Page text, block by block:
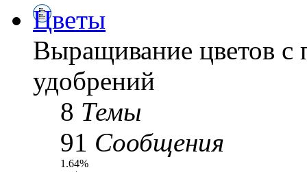
Цветы
Выращивание цветов с
удобрений
8 Темы
91 Сообщения
1.64%